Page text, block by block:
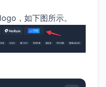
，如下图所示。